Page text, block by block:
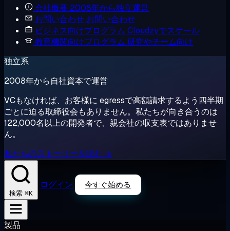
会社概要 2008年から独立運営
お問い合わせ お問い合わせ
ビジネス向けプログラム Cloudzyでスケール
教育機関向けプログラム 研究やチーム向け
独立系
2008年から自社資本で運営
VCもなければ、お客様に egressで高額請求するよう四半期
ごとに迫る取締役会もありません。私たちが向き合うのは
122,000名以上の開発者で、親会社の収支表ではありませ
ん。
私たちのストーリーを読む →
検索 ⌘K
ログイン 今すぐ始める
製品